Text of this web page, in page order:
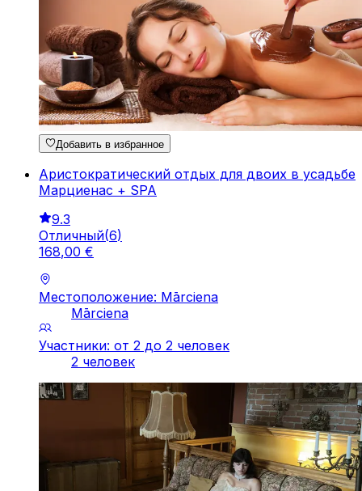
Добавить в избранное
Аристократический отдых для двоих в усадьбе
Марциенас + SPA
9.3
Отличный(6)
168,00 €
Местоположение: Mārciena
Mārciena
Участники: от 2 до 2 человек
2 человек